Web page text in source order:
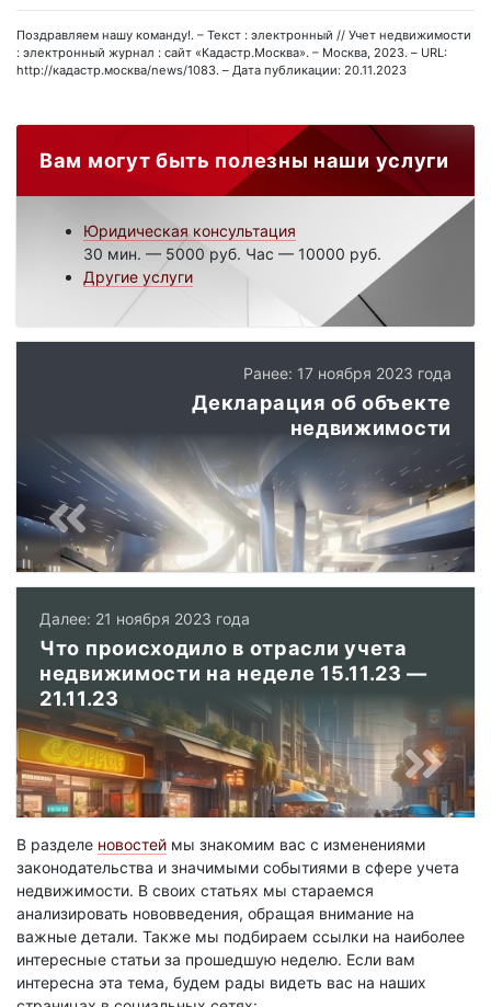
Поздравляем нашу команду!. – Текст : электронный // Учет недвижимости
: электронный журнал : сайт «Кадастр.Москва». – Москва, 2023. – URL:
http://кадастр.москва/news/1083. – Дата публикации: 20.11.2023
Вам могут быть полезны наши услуги
Юридическая консультация
30 мин. — 5000 руб. Час — 10000 руб.
Другие услуги
Ранее: 17 ноября 2023 года
Декларация об объекте
недвижимости
Далее: 21 ноября 2023 года
Что происходило в отрасли учета
недвижимости на неделе 15.11.23 —
21.11.23
В разделе новостей мы знакомим вас с изменениями
законодательства и значимыми событиями в сфере учета
недвижимости. В своих статьях мы стараемся
анализировать нововведения, обращая внимание на
важные детали. Также мы подбираем ссылки на наиболее
интересные статьи за прошедшую неделю. Если вам
интересна эта тема, будем рады видеть вас на наших